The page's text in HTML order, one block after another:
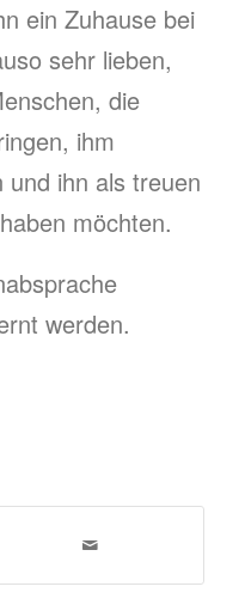
ein Zuhause bei
sehr lieben,
die
ihm
und ihn als treuen
möchten.
werden.